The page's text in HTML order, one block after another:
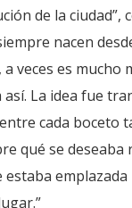
de la ciudad”,
nacen
veces es mucho
La idea fue
cada boceto
qué se deseaba
estaba